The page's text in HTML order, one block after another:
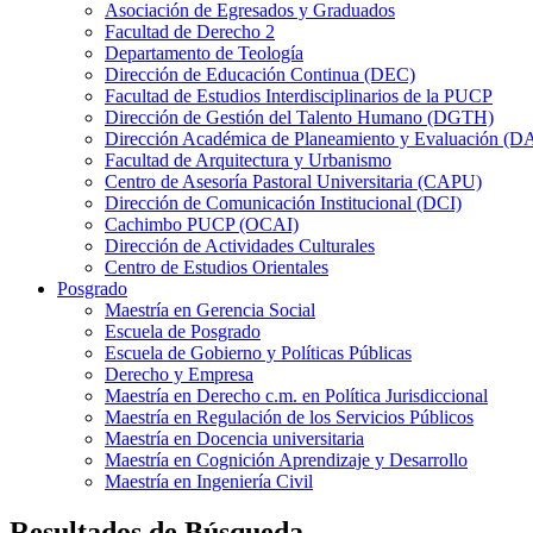
Asociación de Egresados y Graduados
Facultad de Derecho 2
Departamento de Teología
Dirección de Educación Continua (DEC)
Facultad de Estudios Interdisciplinarios de la PUCP
Dirección de Gestión del Talento Humano (DGTH)
Dirección Académica de Planeamiento y Evaluación
Facultad de Arquitectura y Urbanismo
Centro de Asesoría Pastoral Universitaria (CAPU)
Dirección de Comunicación Institucional (DCI)
Cachimbo PUCP (OCAI)
Dirección de Actividades Culturales
Centro de Estudios Orientales
Posgrado
Maestría en Gerencia Social
Escuela de Posgrado
Escuela de Gobierno y Políticas Públicas
Derecho y Empresa
Maestría en Derecho c.m. en Política Jurisdiccional
Maestría en Regulación de los Servicios Públicos
Maestría en Docencia universitaria
Maestría en Cognición Aprendizaje y Desarrollo
Maestría en Ingeniería Civil